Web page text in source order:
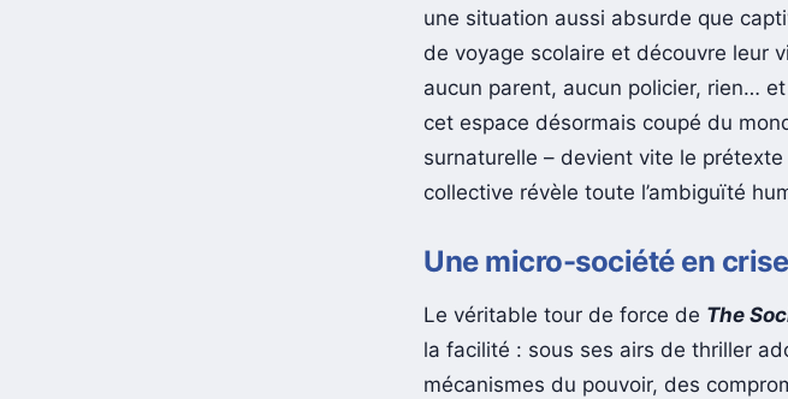
une situation aussi absurde que
de voyage scolaire et découvre leur
aucun parent, aucun policier, rien…
cet espace désormais coupé du
surnaturelle – devient vite le
collective révèle toute l’ambiguïté
Une micro-société en
Le véritable tour de force de The
la facilité : sous ses airs de thriller
mécanismes du pouvoir, des